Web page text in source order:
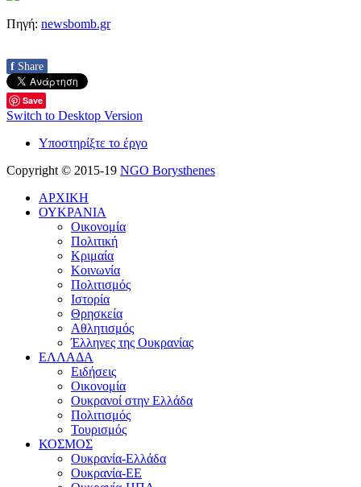
Πηγή: newsbomb.gr
f Share
Save
Switch to Desktop Version
Υποστηρίξτε το έργο
Copyright © 2015-19 NGO Borysthenes
ΑΡΧΙΚΗ
ΟΥΚΡΑΝΙΑ
Οικονομία
Πολιτική
Κριμαία
Κοινωνία
Πολιτισμός
Ιστορία
Θρησκεία
Αθλητισμός
Έλληνες της Ουκρανίας
ΕΛΛΑΔΑ
Ειδήσεις
Οικονομία
Ουκρανοί στην Ελλάδα
Πολιτισμός
Τουρισμός
ΚΟΣΜΟΣ
Ουκρανία-Ελλάδα
Ουκρανία-ΕΕ